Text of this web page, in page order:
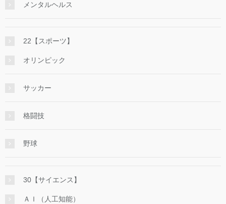
メンタルヘルス
22【スポーツ】
オリンピック
サッカー
格闘技
野球
30【サイエンス】
ＡＩ（人工知能）